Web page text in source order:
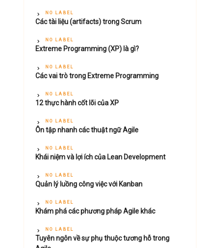
NO LABEL
Các tài liệu (artifacts) trong Scrum
NO LABEL
Extreme Programming (XP) là gì?
NO LABEL
Các vai trò trong Extreme Programming
NO LABEL
12 thực hành cốt lõi của XP
NO LABEL
Ôn tập nhanh các thuật ngữ Agile
NO LABEL
Khái niệm và lợi ích của Lean Development
NO LABEL
Quản lý luồng công việc với Kanban
NO LABEL
Khám phá các phương pháp Agile khác
NO LABEL
Tuyên ngôn về sự phụ thuộc tương hỗ trong